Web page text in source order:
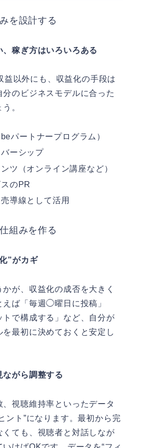
を設計する
、稼ぎ方はいろいろある
益以外にも、収益化の手段は
のビジネスモデルに合った
。
パートナープログラム）
ーシップ
ツ（オンライン講座など）
のPR
導線として活用
組みを作る
”がカギ
が、収益化の成否を大きく
えば「毎週◯曜日に投稿」
トで構成する」など、自分が
最初に決めておくと安定し
ながら調整する
、視聴維持率といったデータ
ント”になります。最初から完
くても、視聴者と対話しなが